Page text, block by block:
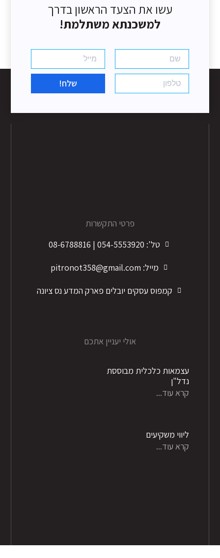
עשו את הצעד הראשון בדרך
למשכנתא משתלמת!
שלח!
פרטי התקשרות
טל': 054-5553920 | 08-6788816
מייל: pitronot358@gmail.com
קמפוס עסקים יובלים פארק המדע נס ציונה
אולי יעניין אתכם
עצמאות כלכלית מבוססת
נדל"ן
קרא עוד...
ליווי משקיעים
קרא עוד...